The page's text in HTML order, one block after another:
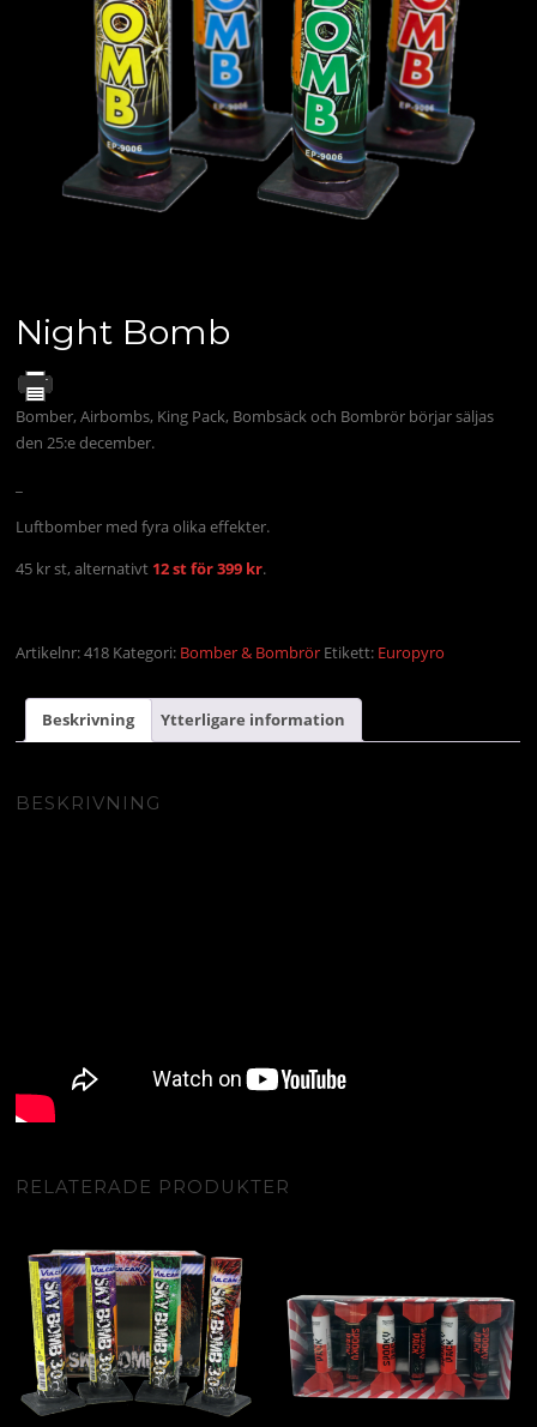
Night Bomb
Bomber, Airbombs, King Pack, Bombsäck och Bombrör börjar säljas
den 25:e december.
Luftbomber med fyra olika effekter.
45 kr st, alternativt 12 st för 399 kr.
Artikelnr:418 Kategori: Bomber & Bombrör Etikett: Europyro
Beskrivning Ytterligare information
BESKRIVNING
RELATERADE PRODUKTER